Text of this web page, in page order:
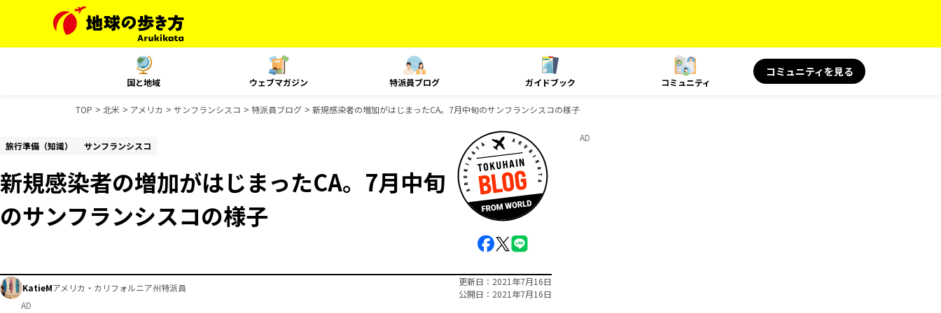
国と地域 ウェブマガジン 特派員ブログ ガイドブック コミュニティ
コミュニティを見る
TOP 北米 アメリカ サンフランシスコ 特派員ブログ 新規感染者の増加がはじまったCA。7月中旬のサンフランシスコの様子
旅行準備（知識） サンフランシスコ
新規感染者の増加がはじまったCA。7月中旬
のサンフランシスコの様子
KatieMアメリカ・カリフォルニア州特派員
更新日
2021年7月16日
公開日
2021年7月16日
AD
AD